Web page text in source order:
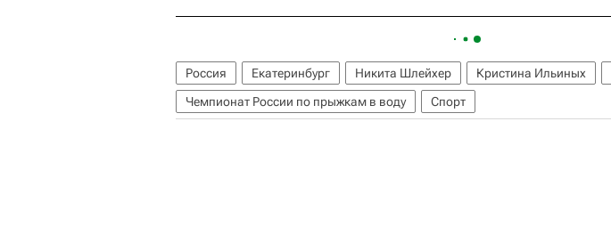
Россия Екатеринбург Никита Шлейхер Кристина Ильиных
Чемпионат России по прыжкам в воду
Спорт